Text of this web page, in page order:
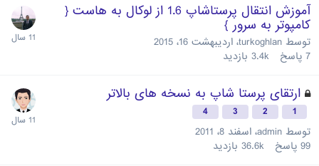
آموزش انتقال پرستاشاپ 1.6 از لوکال به هاست {
کامپوتر به سرور }
توسط turkoghlan، اردیبهشت 16، 2015
7 پاسخ 3.4k بازدید
ارتقای پرستا شاپ به نسخه های بالاتر
1
2
3
4
توسط admin، اسفند 8، 2011
99 پاسخ 36.6k بازدید